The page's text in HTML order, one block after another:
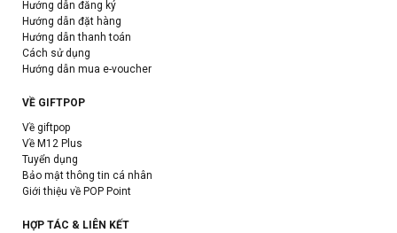
Hướng dẫn đăng ký
Hướng dẫn đặt hàng
Hướng dẫn thanh toán
Cách sử dụng
Hướng dẫn mua e-voucher
VỀ GIFTPOP
Về giftpop
Về M12 Plus
Tuyển dụng
Bảo mật thông tin cá nhân
Giới thiệu về POP Point
HỢP TÁC & LIÊN KẾT